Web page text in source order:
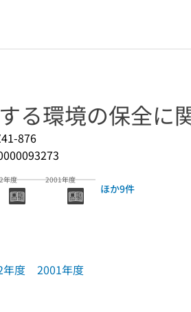
る環境の保全に
876
年度
度
2001年度
2001年度
ほか9件